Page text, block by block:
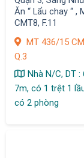
Ăn “ Lẩu chay “ ,
CMT8, F.11
MT 436/15
Q.3
Nhà N/C, DT :
7m, có 1 trệt 1
có 2 phòng